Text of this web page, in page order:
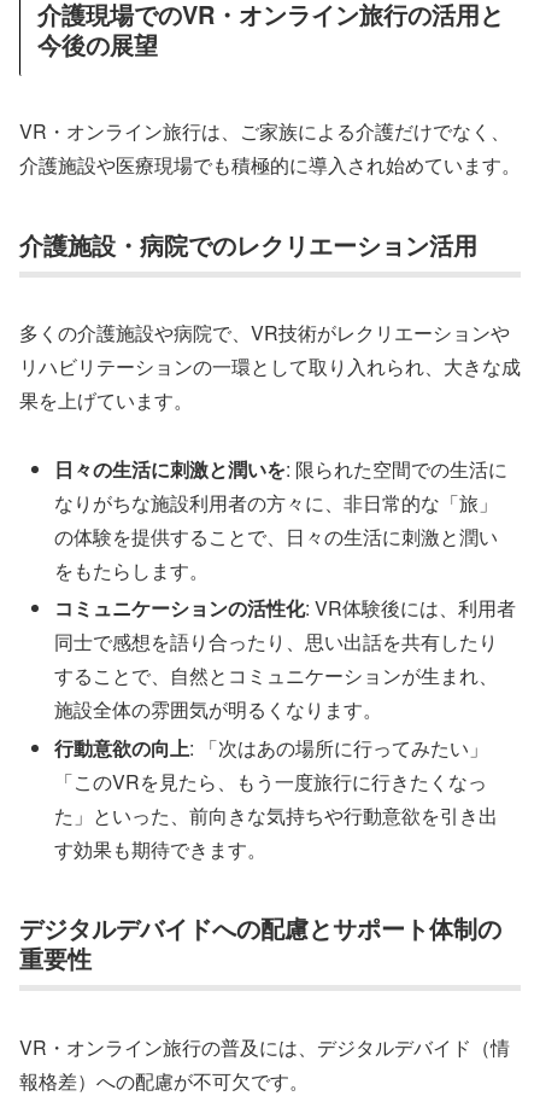
介護現場でのVR・オンライン旅行の活用と
今後の展望
VR・オンライン旅行は、ご家族による介護だけでなく、
介護施設や医療現場でも積極的に導入され始めています。
介護施設・病院でのレクリエーション活用
多くの介護施設や病院で、VR技術がレクリエーションや
リハビリテーションの一環として取り入れられ、大きな成
果を上げています。
日々の生活に刺激と潤いを: 限られた空間での生活に
なりがちな施設利用者の方々に、非日常的な「旅」
の体験を提供することで、日々の生活に刺激と潤い
をもたらします。
コミュニケーションの活性化: VR体験後には、利用者
同士で感想を語り合ったり、思い出話を共有したり
することで、自然とコミュニケーションが生まれ、
施設全体の雰囲気が明るくなります。
行動意欲の向上: 「次はあの場所に行ってみたい」
「このVRを見たら、もう一度旅行に行きたくなっ
た」といった、前向きな気持ちや行動意欲を引き出
す効果も期待できます。
デジタルデバイドへの配慮とサポート体制の
重要性
VR・オンライン旅行の普及には、デジタルデバイド（情
報格差）への配慮が不可欠です。